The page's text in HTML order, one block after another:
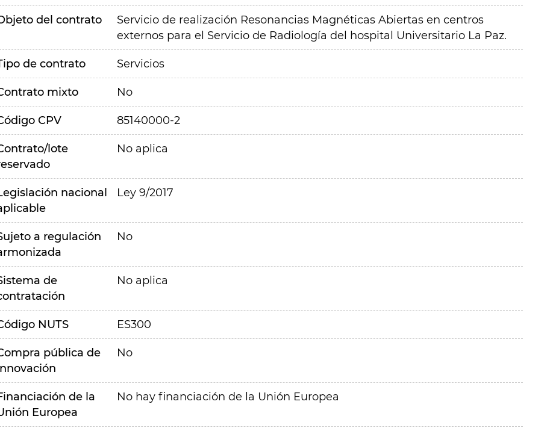
del contrato
Servicio de realización Resonancias Magnéticas Abiertas en centros
externos para el Servicio de Radiología del hospital Universitario La Paz.
de contrato Servicios
mixto No
CPV 85140000-2
lote
No aplica
nacional
Ley 9/2017
a regulación
No
de
No aplica
NUTS ES300
pública de
No
de la
Europea
No hay financiación de la Unión Europea